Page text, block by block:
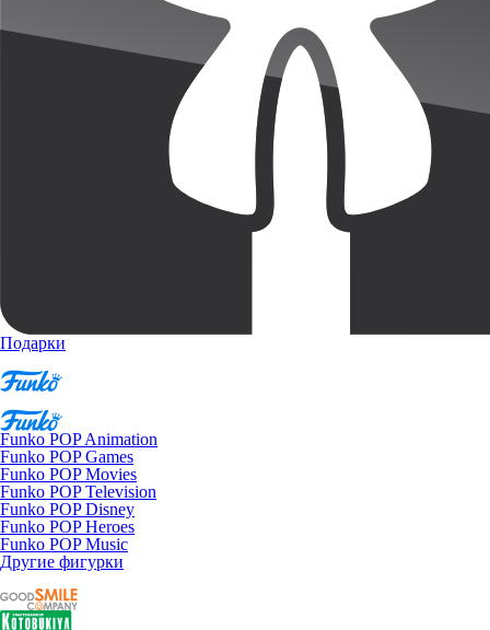
Подарки
Funko POP Animation
Funko POP Games
Funko POP Movies
Funko POP Television
Funko POP Disney
Funko POP Heroes
Funko POP Music
Другие фигурки